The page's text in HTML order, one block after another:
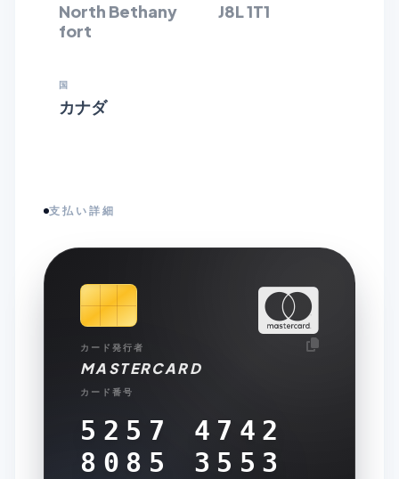
North Bethany
fort
J8L 1T1
国
カナダ
支払い詳細
カード発行者
MASTERCARD
カード番号
5257 4742
8085 3553